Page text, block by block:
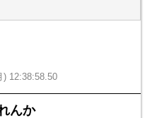
) 12:38:58.50
んか